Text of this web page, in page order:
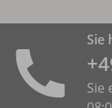
Sie
Sie